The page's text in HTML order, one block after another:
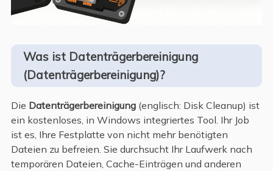
Was ist Datenträgerbereinigung
(Datenträgerbereinigung)?
Die Datenträgerbereinigung(englisch: Disk Cleanup) ist
ein kostenloses, in Windows integriertes Tool. Ihr Job
ist es, Ihre Festplatte von nicht mehr benötigten
Dateien zu befreien. Sie durchsucht Ihr Laufwerk nach
temporären Dateien, Cache-Einträgen und anderen